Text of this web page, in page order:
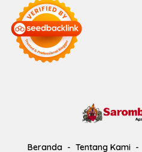
Beranda Tentang Kami